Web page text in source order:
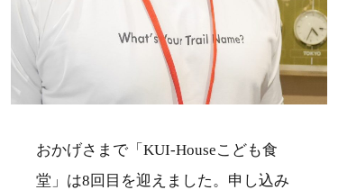
おかげさまで「KUI-Houseこども食
堂」は8回目を迎えました。申し込み